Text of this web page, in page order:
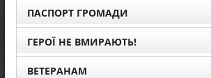
ПАСПОРТ ГРОМАДИ
ГЕРОЇ НЕ ВМИРАЮТЬ!
ВЕТЕРАНАМ